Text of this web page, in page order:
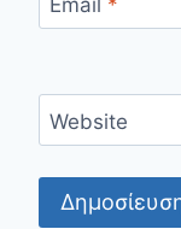
Website